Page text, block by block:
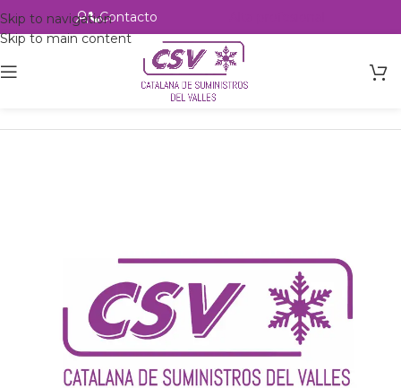
Skip to navigation
Skip to main content
Contacto
csvalles